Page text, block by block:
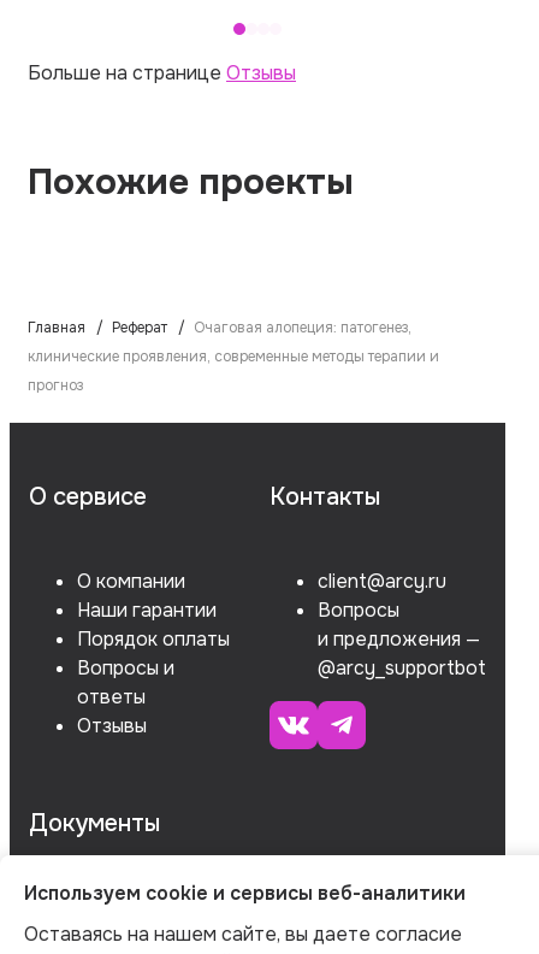
Больше на странице Отзывы
Похожие проекты
Главная Реферат
Очаговая алопеция: патогенез,
клинические проявления, современные методы терапии и
прогноз
О сервисе
О компании
Наши гарантии
Порядок оплаты
Вопросы и
ответы
Отзывы
Контакты
client@arcy.ru
Вопросы
и предложения —
@arcy_supportbot
Документы
ОГРНИП 312547621900150
Используем cookie и сервисы веб-аналитики
Оставаясь на нашем сайте, вы даете согласие